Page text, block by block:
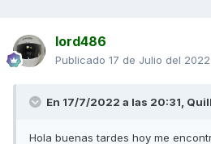
lord486
Publicado 17 de Julio del 2022
En 17/7/2022 a las 20:31,
Hola buenas tardes hoy me